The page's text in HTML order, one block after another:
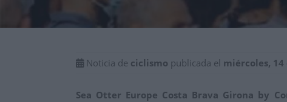
Noticia de ciclismo publicada el miércoles,
Sea Otter Europe Costa Brava Girona by